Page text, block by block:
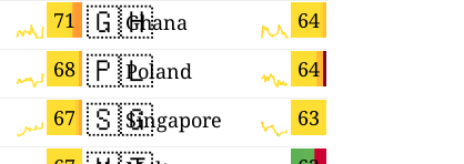
71
68
67
🇬🇭 64
Ghana
🇵🇱 64
Poland
🇸🇬 63
Singapore